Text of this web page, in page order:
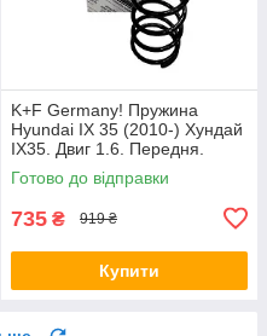
K+F Germany! Пружина
Hyundai IX 35 (2010-) Хундай
IX35. Двиг 1.6. Передня.
4037261 , RA3461 , 998967.
К+Ф Німеччина
Готово до відправки
735 ₴ 919 ₴
Купити